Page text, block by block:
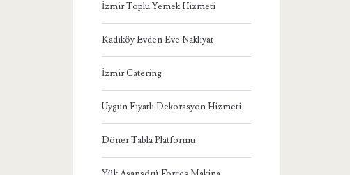
İzmir Toplu Yemek Hizmeti
Kadıköy Evden Eve Nakliyat
İzmir Catering
Uygun Fiyatlı Dekorasyon Hizmeti
Döner Tabla Platformu